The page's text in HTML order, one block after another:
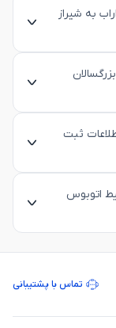
به شیراز
ثبت
بلیط اتوبوس
تماس با پشتیبانی